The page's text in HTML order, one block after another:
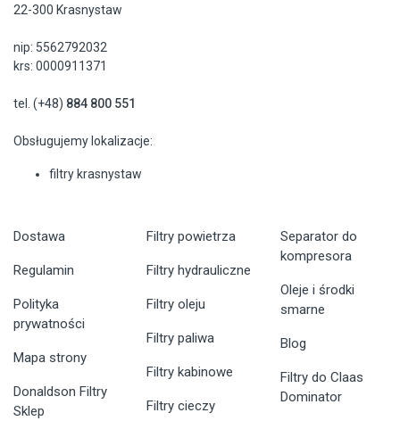
22-300 Krasnystaw
nip: 5562792032
krs: 0000911371
tel. (+48) 884 800 551
Obsługujemy lokalizacje:
filtry krasnystaw
Dostawa
Regulamin
Polityka
prywatności
Mapa strony
Donaldson Filtry
Sklep
Filtry powietrza
Filtry hydrauliczne
Filtry oleju
Filtry paliwa
Filtry kabinowe
Filtry cieczy
Separator do
kompresora
Oleje i środki
smarne
Blog
Filtry do Claas
Dominator